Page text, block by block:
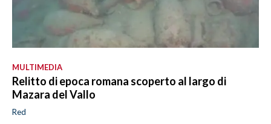
MULTIMEDIA
Relitto di epoca romana scoperto al largo di
Mazara del Vallo
Red